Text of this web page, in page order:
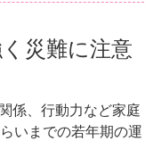
災難に注意
係、行動力など家庭
いまでの若年期の運